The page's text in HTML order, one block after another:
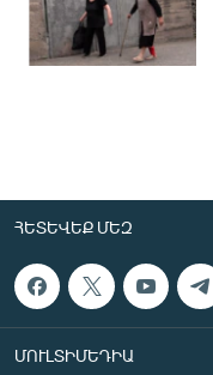
ՀԵՏԵՎԵՔ ՄԵԶ
ՄՈՒԼՏԻՄԵԴԻԱ